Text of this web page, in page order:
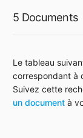
5 Documents
Le tableau
correspondant à
Suivez cette
un document à